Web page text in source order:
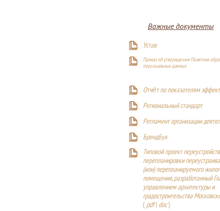
Важные документы
Устав
Приказ об утверждении Политики
персональных данных
Отчёт по показателям
Региональный стандарт
Регламент организации
БрендБук
Типовой проект
перепланировки
(или) перепланируемого
помещения, разработанный
управлением архитектуры и
градостроительства
( pdf| doc)